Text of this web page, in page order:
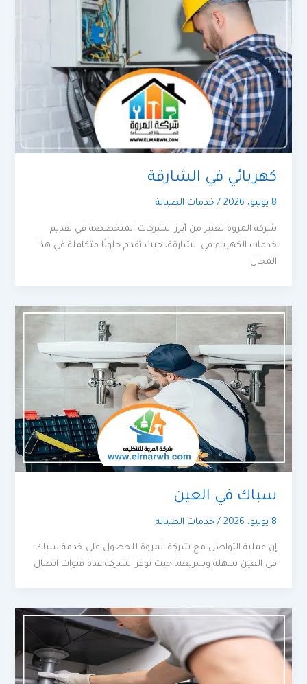
كهربائي في الشارقة
8 يونيو، 2026 / خدمات الصيانة
شركة المروة تعتبر من أبرز الشركات المتخصصة في تقديم
خدمات الكهرباء في الشارقة، حيث تقدم حلولًا متكاملة في هذا
المجال
سباك في العين
8 يونيو، 2026 / خدمات الصيانة
إن عملية التواصل مع شركة المروة للحصول على خدمة سباك
في العين سهلة وسريعة، حيث توفر الشركة عدة قنوات اتصال